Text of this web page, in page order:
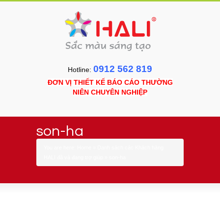
Hotline: 0912 562 819
ĐƠN VỊ THIẾT KẾ BÁO CÁO THƯỜNG
NIÊN CHUYÊN NGHIỆP
son-ha